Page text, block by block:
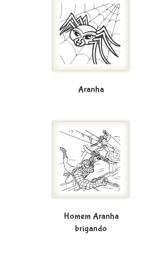
Aranha
Homem Aranha
brigando